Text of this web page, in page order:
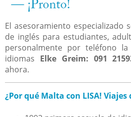
El asesoramiento especializado
de inglés para estudiantes,
personalmente por teléfono
idiomas Elke Greim: 091
ahora.
¿Por qué Malta con LISA! Viajes